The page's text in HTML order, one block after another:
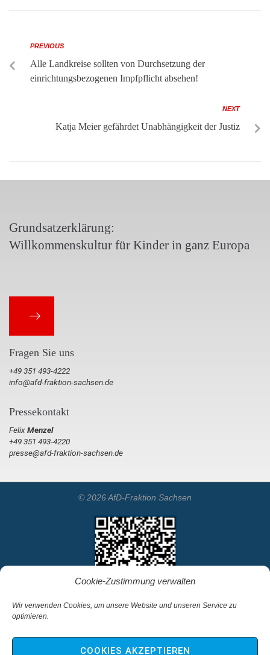
Cookie-Zustimmung verwalten
Wir verwenden Cookies, um unsere Website und unseren Service zu
optimieren.
COOKIES AKZEPTIEREN
PREVIOUS
Alle Landkreise sollten von Durchsetzung der
einrichtungsbezogenen Impfpflicht absehen!
NEXT
Katja Meier gefährdet Unabhängigkeit der Justiz
Grundsatzerklärung:
Willkommenskultur für Kinder in ganz Europa
Fragen Sie uns
+49 351 493-4222
info@afd-fraktion-sachsen.de
Pressekontakt
FelixMenzel
+49 351 493-4220
presse@afd-fraktion-sachsen.de
© 2026 AfD-Fraktion Sachsen
Startseite
Kontakt